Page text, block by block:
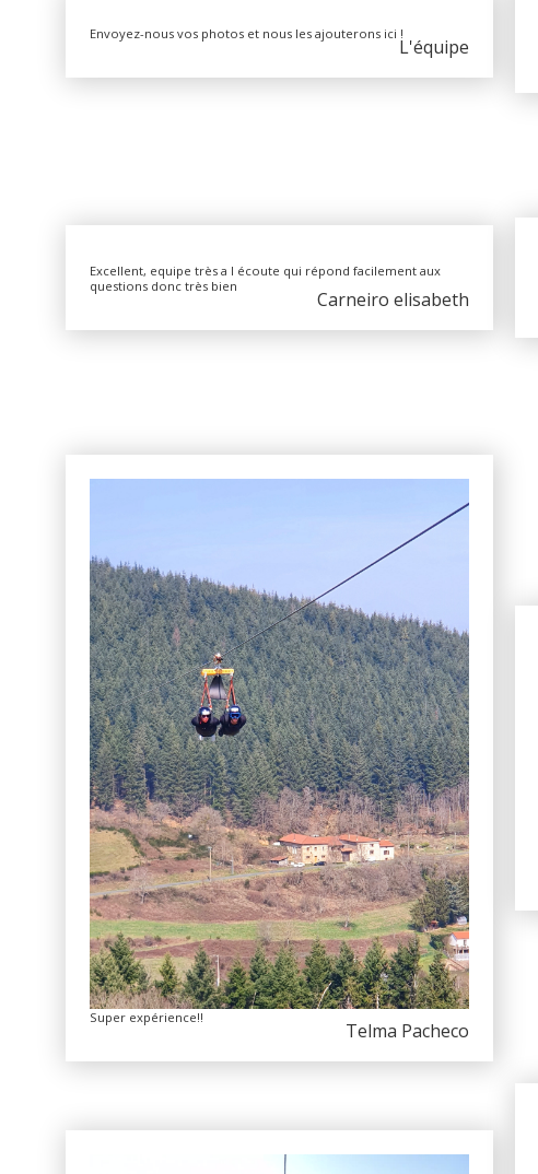
Envoyez-nous vos photos et nous les ajouterons ici !
L'équipe
Excellent, equipe très a l écoute qui répond facilement aux
questions donc très bien
Carneiro elisabeth
Super expérience!!
Telma Pacheco